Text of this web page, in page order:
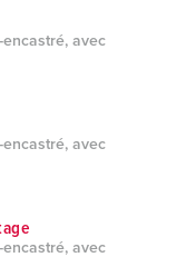
avec
avec
avec